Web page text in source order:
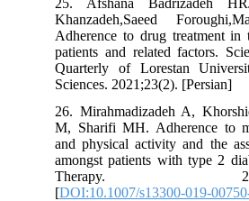
25. Afshana Badrizadeh
Khanzadeh,Saeed
Adherence to drug treatment
patients and related factors.
Quarterly of Lorestan
Sciences. 2021;23(2). [Persian]
26. Mirahmadizadeh A,
M, Sharifi MH. Adherence to
and physical activity and the
amongst patients with type 2
Therapy.
[DOI:10.1007/s13300-019-